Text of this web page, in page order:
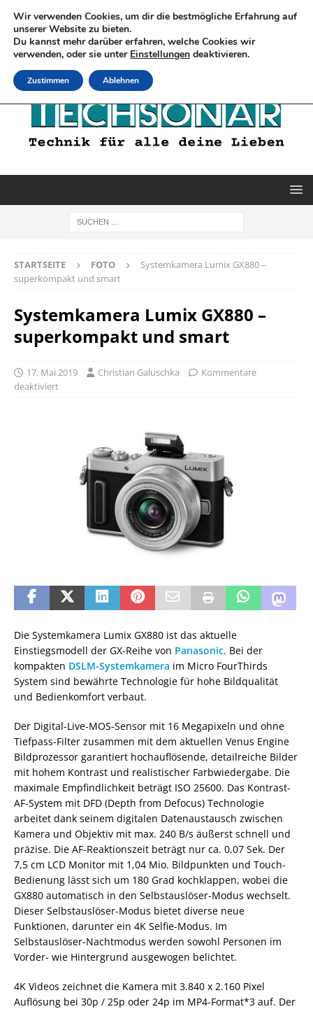
STARTSEITE FOTO
Systemkamera Lumix GX880 –
superkompakt und smart
Systemkamera Lumix GX880 –
superkompakt und smart
17. Mai 2019 Christian Galuschka
Kommentare
deaktiviert
Die Systemkamera Lumix GX880 ist das aktuelle
Einstiegsmodell der GX-Reihe von Panasonic. Bei der
kompakten DSLM-Systemkamera im Micro FourThirds
System sind bewährte Technologie für hohe Bildqualität
und Bedienkomfort verbaut.
Der Digital-Live-MOS-Sensor mit 16 Megapixeln und ohne
Tiefpass-Filter zusammen mit dem aktuellen Venus Engine
Bildprozessor garantiert hochauflösende, detailreiche Bilder
mit hohem Kontrast und realistischer Farbwiedergabe. Die
maximale Empfindlichkeit beträgt ISO 25600. Das Kontrast-
AF-System mit DFD (Depth from Defocus) Technologie
arbeitet dank seinem digitalen Datenaustausch zwischen
Kamera und Objektiv mit max. 240 B/s äußerst schnell und
präzise. Die AF-Reaktionszeit beträgt nur ca. 0,07 Sek. Der
7,5 cm LCD Monitor mit 1,04 Mio. Bildpunkten und Touch-
Bedienung lässt sich um 180 Grad kochklappen, wobei die
GX880 automatisch in den Selbstauslöser-Modus wechselt.
Dieser Selbstauslöser-Modus bietet diverse neue
Funktionen, darunter ein 4K Selfie-Modus. Im
Selbstauslöser-Nachtmodus werden sowohl Personen im
Vorder- wie Hintergrund ausgewogen belichtet.
4K Videos zeichnet die Kamera mit 3.840 x 2.160 Pixel
Auflösung bei 30p / 25p oder 24p im MP4-Format*3 auf. Der
Wir verwenden Cookies, um dir die bestmögliche Erfahrung auf
unserer Website zu bieten.
Du kannst mehr darüber erfahren, welche Cookies wir
verwenden, oder sie unter Einstellungen deaktivieren.
Zustimmen Ablehnen